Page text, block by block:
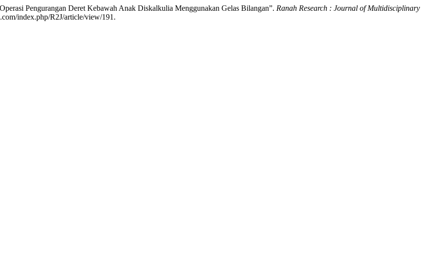
Pengurangan Deret Kebawah Anak Diskalkulia Menggunakan Gelas Bilangan”. Ranah Research : Journal of Multidisciplinary
index.php/R2J/article/view/191.